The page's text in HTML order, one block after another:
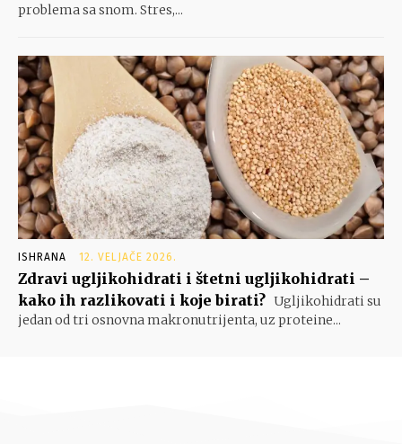
problema sa snom. Stres,...
ISHRANA 12. VELJAČE 2026.
Zdravi ugljikohidrati i štetni ugljikohidrati –
kako ih razlikovati i koje birati? Ugljikohidrati su
jedan od tri osnovna makronutrijenta, uz proteine...